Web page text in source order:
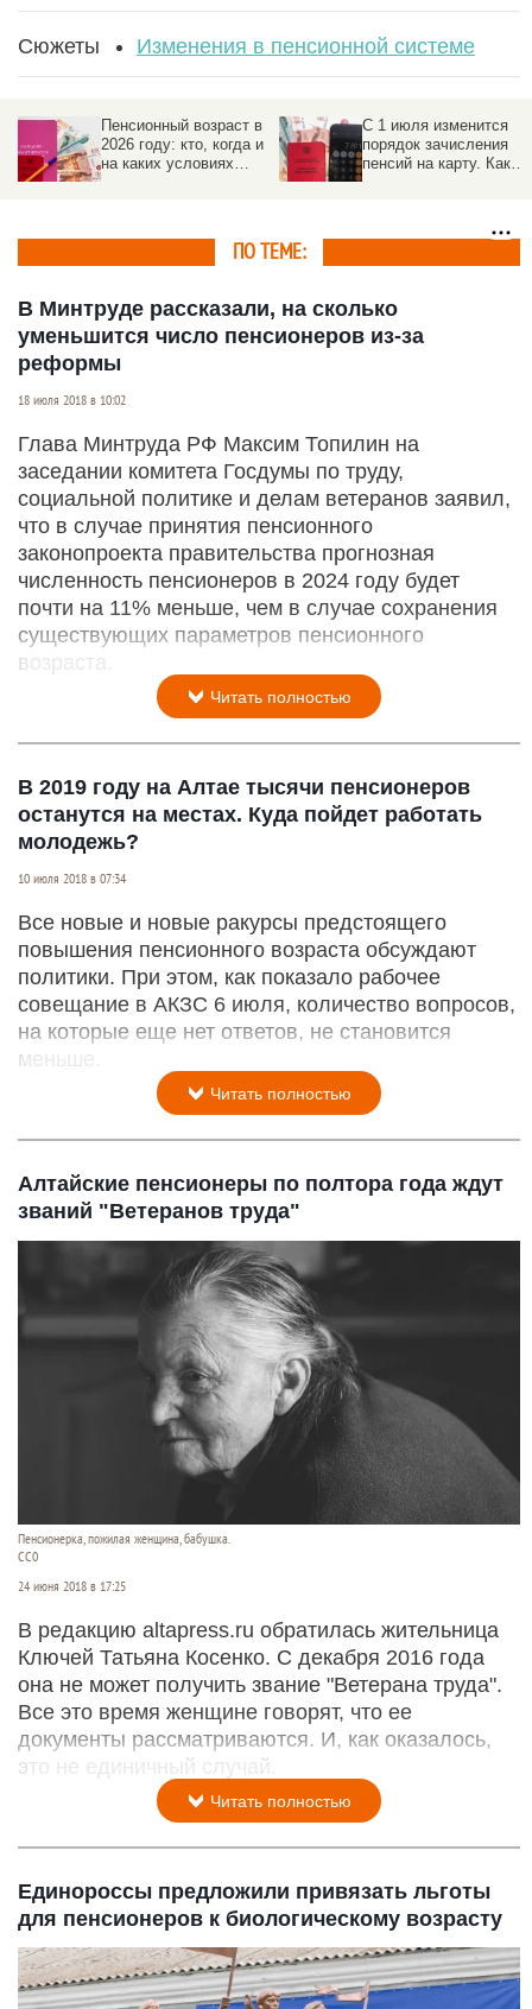
Сюжеты Изменения в пенсионной системе
Пенсионный возраст в
2026 году: кто, когда и
на каких условиях
С 1 июля изменится
порядок зачисления
пенсий на карту. Как
ПО ТЕМЕ:
В Минтруде рассказали, на сколько
уменьшится число пенсионеров из-за
реформы
18 июля 2018 в 10:02
Глава Минтруда РФ Максим Топилин на
заседании комитета Госдумы по труду,
социальной политике и делам ветеранов заявил,
что в случае принятия пенсионного
законопроекта правительства прогнозная
численность пенсионеров в 2024 году будет
почти на 11% меньше, чем в случае сохранения
существующих параметров пенсионного
возраста.
Читать полностью
В 2019 году на Алтае тысячи пенсионеров
останутся на местах. Куда пойдет работать
молодежь?
10 июля 2018 в 07:34
Все новые и новые ракурсы предстоящего
повышения пенсионного возраста обсуждают
политики. При этом, как показало рабочее
совещание в АКЗС 6 июля, количество вопросов,
на которые еще нет ответов, не становится
меньше.
Читать полностью
Алтайские пенсионеры по полтора года ждут
званий "Ветеранов труда"
Пенсионерка, пожилая женщина, бабушка.
СС0
24 июня 2018 в 17:25
В редакцию altapress.ru обратилась жительница
Ключей Татьяна Косенко. С декабря 2016 года
она не может получить звание "Ветерана труда".
Все это время женщине говорят, что ее
документы рассматриваются. И, как оказалось,
это не единичный случай.
Читать полностью
Единороссы предложили привязать льготы
для пенсионеров к биологическому возрасту